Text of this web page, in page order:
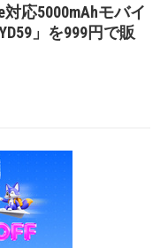
対応5000mAhモバイ
」を999円で販